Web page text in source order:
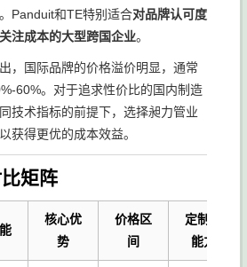
Panduit和TE特别适合对品牌认可度
注成本的大型跨国企业。
，国际品牌的价格溢价明显，通常
60%。对于追求性价比的国内制造
技术指标的前提下，选择昶力管业
获得更优的成本效益。
矩阵
核心优
势
价格区
间
定制化
能力